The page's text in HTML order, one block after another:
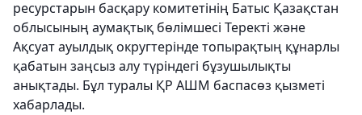
ресурстарын басқару комитетінің Батыс Қазақстан
облысының аумақтық бөлімшесі Теректі және
Ақсуат ауылдық округтерінде топырақтың құнарлы
қабатын заңсыз алу түріндегі бұзушылықты
анықтады. Бұл туралы ҚР АШМ баспасөз қызметі
хабарлады.